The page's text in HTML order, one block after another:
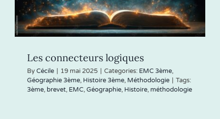
Les connecteurs logiques
ByCécile | 19 mai 2025 | Categories: EMC 3ème,
Géographie 3ème, Histoire 3ème, Méthodologie | Tags:
3ème, brevet, EMC,Géographie, Histoire, méthodologie